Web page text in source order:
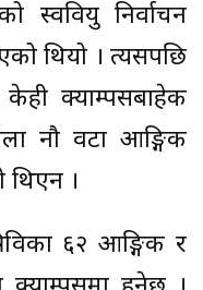
निर्वाचन
थियो । त्यसपछि
क्याम्पसबाहेक
नौ वटा आङ्गिक
थिएन ।
६२ आङ्गिक र